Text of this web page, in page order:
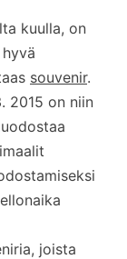
kuulla, on
souvenir.
2015 on niin
joista